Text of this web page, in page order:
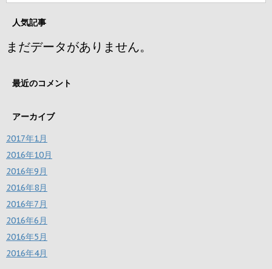
人気記事
まだデータがありません。
最近のコメント
アーカイブ
2017年1月
2016年10月
2016年9月
2016年8月
2016年7月
2016年6月
2016年5月
2016年4月